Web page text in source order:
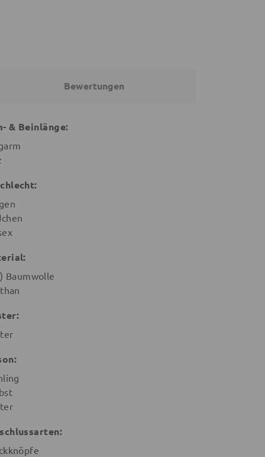
Bewertungen
& Beinlänge:
Baumwolle